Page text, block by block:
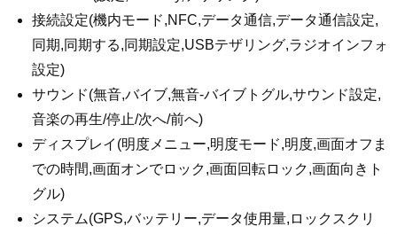
接続設定(機内モード,NFC,データ通信,データ通信設定,
同期,同期する,同期設定,USBテザリング,ラジオインフォ
設定)
サウンド(無音,バイブ,無音-バイブトグル,サウンド設定,
音楽の再生/停止/次へ/前へ)
ディスプレイ(明度メニュー,明度モード,明度,画面オフま
での時間,画面オンでロック,画面回転ロック,画面向きト
グル)
システム(GPS,バッテリー,データ使用量,ロックスクリ